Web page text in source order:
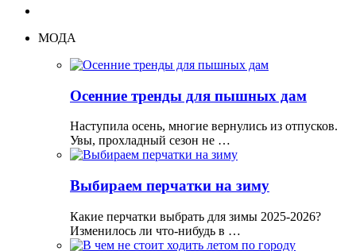
МОДА
Осенние тренды для пышных дам
Наступила осень, многие вернулись из отпусков.
Увы, прохладный сезон не …
Выбираем перчатки на зиму
Какие перчатки выбрать для зимы 2025-2026?
Изменилось ли что-нибудь в …